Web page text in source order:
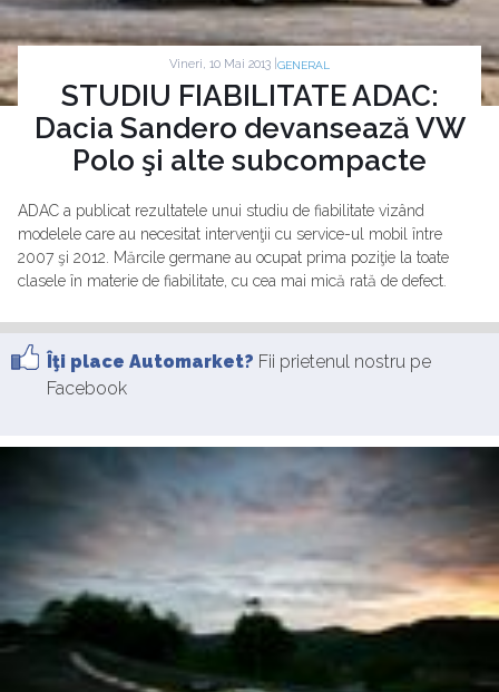
Vineri, 10 Mai 2013 | GENERAL
STUDIU FIABILITATE ADAC:
Dacia Sandero devansează VW
Polo şi alte subcompacte
ADAC a publicat rezultatele unui studiu de fiabilitate vizând
modelele care au necesitat intervenţii cu service-ul mobil între
2007 şi 2012. Mărcile germane au ocupat prima poziţie la toate
clasele în materie de fiabilitate, cu cea mai mică rată de defect.
Îţi place Automarket? Fii prietenul nostru pe
Facebook